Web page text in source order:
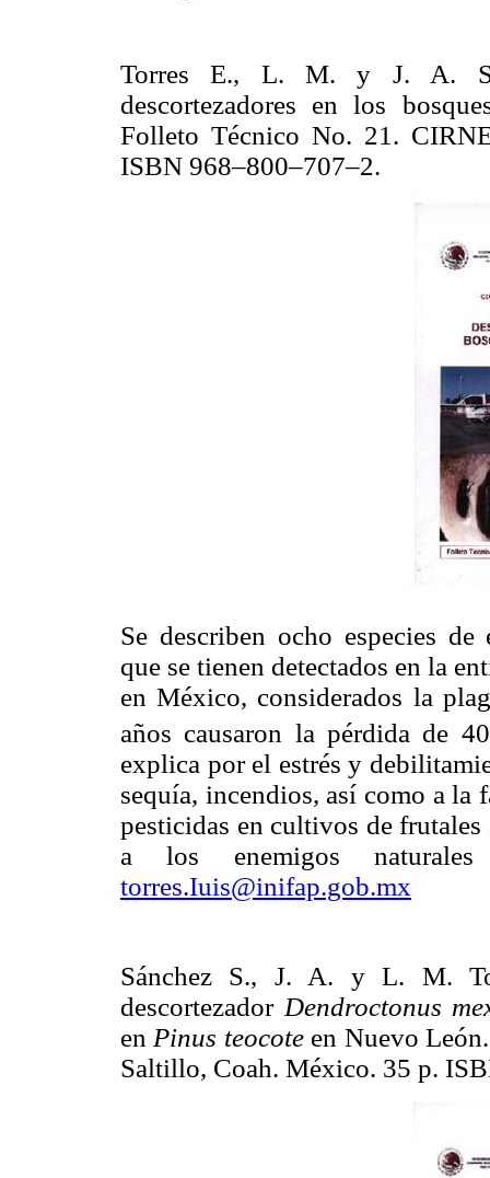
Torres E., L. M. y J. A.
descortezadores en los
Folleto Técnico No. 21.
ISBN 968–800–707–2.
Se describen ocho especies de
que se tienen detectados en la
en México, considerados la
años causaron la pérdida de
explica por el estrés y
sequía, incendios, así como a
pesticidas en cultivos de
a los enemigos
torres.Iuis@inifap.gob.mx
Sánchez S., J. A. y L. M.
descortezador Dendroctonus
en Pinus teocote en Nuevo
Saltillo, Coah. México. 35 p.